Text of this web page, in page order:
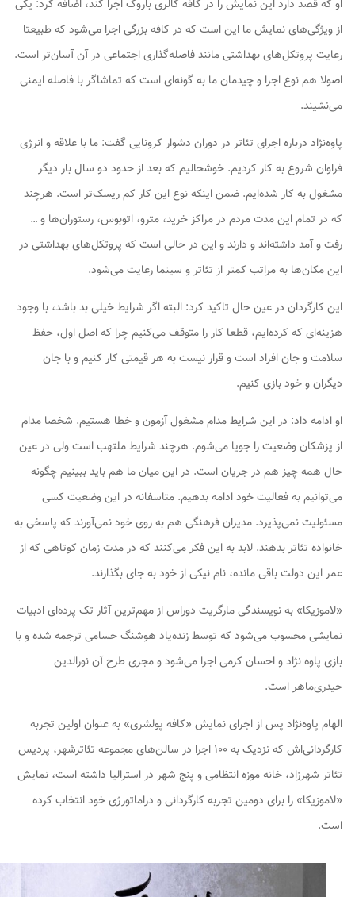
او که قصد دارد این نمایش را در کافه گالری باروک اجرا کند، اضافه کرد: یکی
از ویژگی‌های نمایش ما این است که در کافه بزرگی اجرا می‌شود که طبیعتا
رعایت پروتکل‌های بهداشتی مانند فاصله‌گذاری اجتماعی در آن آسان‌تر است.
اصولا هم نوع اجرا و چیدمان ما به گونه‌ای است که تماشاگر با فاصله ایمنی
می‌نشیند.
پاوه‌نژاد درباره اجرای تئاتر در دوران دشوار کرونایی گفت: ما با علاقه و انرژی
فراوان شروع به کار کردیم. خوشحالیم که بعد از حدود دو سال بار دیگر
مشغول به کار شده‌ایم. ضمن اینکه نوع این کار کم ریسک‌تر است. هرچند
که در تمام این مدت مردم در مراکز خرید، مترو، اتوبوس، رستوران‌ها و …
رفت و آمد داشته‌اند و دارند و این در حالی است که پروتکل‌های بهداشتی در
این مکان‌ها به مراتب کمتر از تئاتر و سینما رعایت می‌شود.
این کارگردان در عین حال تاکید کرد: البته اگر شرایط خیلی بد باشد، با وجود
هزینه‌ای که کرده‌ایم، قطعا کار را متوقف می‌کنیم چرا که اصل اول، حفظ
سلامت و جان افراد است و قرار نیست به هر قیمتی کار کنیم و با جان
دیگران و خود بازی کنیم.
او ادامه داد: در این شرایط مدام مشغول آزمون و خطا هستیم. شخصا مدام
از پزشکان وضعیت را جویا می‌شوم. هرچند شرایط ملتهب است ولی در عین
حال همه چیز هم در جریان است. در این میان ما هم باید ببینیم چگونه
می‌توانیم به فعالیت خود ادامه بدهیم. متاسفانه در این وضعیت کسی
مسئولیت نمی‌پذیرد. مدیران فرهنگی هم به روی خود نمی‌آورند که پاسخی به
خانواده تئاتر بدهند. لابد به این فکر می‌کنند که در مدت زمان کوتاهی که از
عمر این دولت باقی مانده، نام نیکی از خود به جای بگذارند.
«لاموزیکا» به نویسندگی مارگریت دوراس از مهم‌ترین آثار تک پرده‌ای ادبیات
نمایشی محسوب می‌شود که توسط زنده‌یاد هوشنگ حسامی ترجمه شده و با
بازی پاوه نژاد و احسان کرمی اجرا می‌شود و مجری طرح آن نورالدین
حیدری‌ماهر است.
الهام پاوه‌نژاد پس از اجرای نمایش «کافه پولشری» به عنوان اولین تجربه
کارگردانی‌اش که نزدیک به ۱۰۰ اجرا در سالن‌های مجموعه تئاترشهر، پردیس
تئاتر شهرزاد، خانه موزه انتظامی و پنج شهر در استرالیا داشته است، نمایش
«لاموزیکا» را برای دومین تجربه کارگردانی و دراماتورژی خود انتخاب کرده
است.